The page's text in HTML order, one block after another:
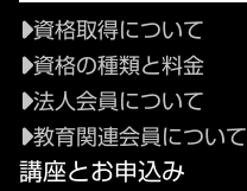
資格取得について
資格の種類と料金
法人会員について
教育関連会員について
講座とお申込み